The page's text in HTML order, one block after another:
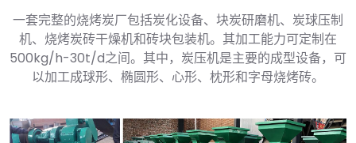
一套完整的烧烤炭厂包括炭化设备、块炭研磨机、炭球压制
机、烧烤炭砖干燥机和砖块包装机。其加工能力可定制在
500kg/h-30t/d之间。其中，炭压机是主要的成型设备，可
以加工成球形、椭圆形、心形、枕形和字母烧烤砖。